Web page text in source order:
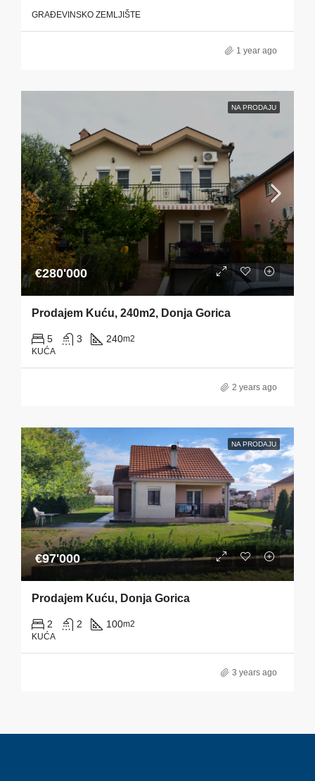
GRAĐEVINSKO ZEMLJIŠTE
1 year ago
NA PRODAJU
€280'000
Prodajem Kuću, 240m2, Donja Gorica
5 3 240m2
KUĆA
2 years ago
NA PRODAJU
€97'000
Prodajem Kuću, Donja Gorica
2 2 100m2
KUĆA
3 years ago